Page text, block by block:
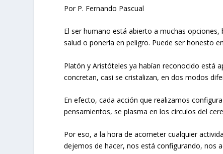
Por P. Fernando Pascual
El ser humano está abierto a muchas
salud o ponerla en peligro. Puede ser honesto
Platón y Aristóteles ya habían reconocido está
concretan, casi se cristalizan, en dos modos
En efecto, cada acción que realizamos
pensamientos, se plasma en los círculos del
Por eso, a la hora de acometer cualquier
dejemos de hacer, nos está configurando, nos